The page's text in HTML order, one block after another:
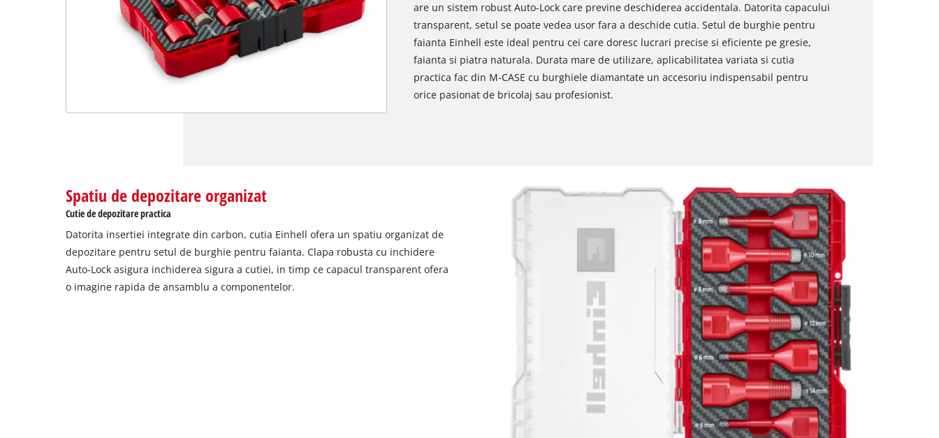
are un sistem robust Auto-Lock care previne deschiderea accidentala. Datorita capacului
transparent, setul se poate vedea usor fara a deschide cutia. Setul de burghie pentru
faianta Einhell este ideal pentru cei care doresc lucrari precise si eficiente pe gresie,
faianta si piatra naturala. Durata mare de utilizare, aplicabilitatea variata si cutia
practica fac din M-CASE cu burghiele diamantate un accesoriu indispensabil pentru
orice pasionat de bricolaj sau profesionist.
Spatiu de depozitare organizat
Cutie de depozitare practica
Datorita insertiei integrate din carbon, cutia Einhell ofera un spatiu organizat de
depozitare pentru setul de burghie pentru faianta. Clapa robusta cu inchidere
Auto-Lock asigura inchiderea sigura a cutiei, in timp ce capacul transparent ofera
o imagine rapida de ansamblu a componentelor.